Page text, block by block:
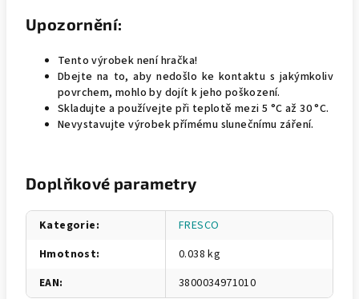
Upozornění:
Tento výrobek není hračka!
Dbejte na to, aby nedošlo ke kontaktu s jakýmkoliv
povrchem, mohlo by dojít k jeho poškození.
Skladujte a používejte při teplotě mezi 5 °C až 30 °C.
Nevystavujte výrobek přímému slunečnímu záření.
Doplňkové parametry
Kategorie:
FRESCO
Hmotnost:
0.038 kg
EAN: 3800034971010